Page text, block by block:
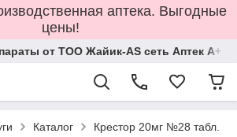
аптека. Выгодные
цены!
от ТОО Жайик-AS сеть Аптек А+
Каталог Крестор 20мг №28 табл.